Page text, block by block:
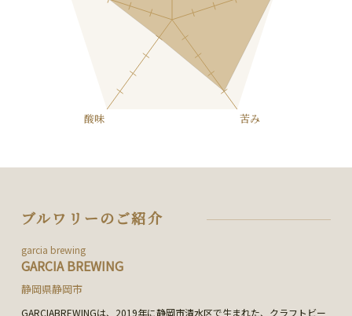
ブルワリーのご紹介
garcia brewing
GARCIA BREWING
静岡県静岡市
GARCIABREWINGは、2019年に静岡市清水区で生まれた、クラフトビー